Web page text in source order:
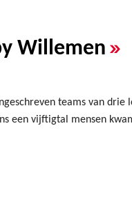
Willemen »
teams van drie
een vijftigtal mensen